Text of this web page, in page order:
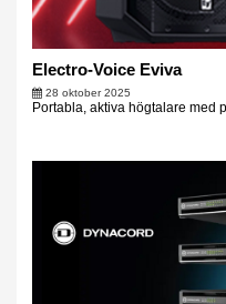
Electro-Voice Eviva
28 oktober 2025
Portabla, aktiva högtalare med